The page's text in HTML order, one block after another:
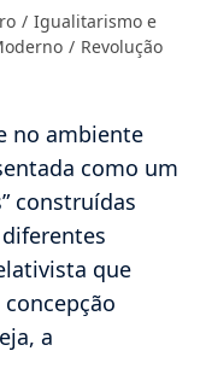
/ Igualitarismo e
/ Revolução
no ambiente
como um
construídas
que
a